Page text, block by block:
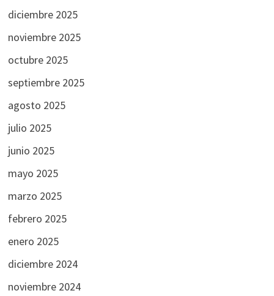
diciembre 2025
noviembre 2025
octubre 2025
septiembre 2025
agosto 2025
julio 2025
junio 2025
mayo 2025
marzo 2025
febrero 2025
enero 2025
diciembre 2024
noviembre 2024